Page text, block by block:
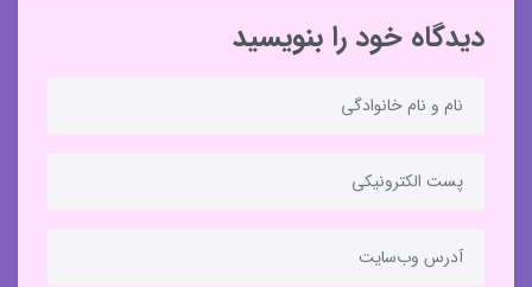
دیدگاه خود را بنویسید